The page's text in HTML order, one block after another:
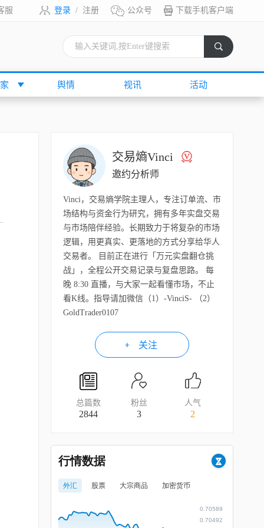
登录 / 注册 公众号 下载手机客户端
服
舆情 视讯 活动
交易熵Vinci
邀约分析师
Vinci，交易熵学院主理人，专注订单流、市
场结构与资金行为研究，拥有多年实盘交易
与市场陪伴经验。长期致力于将复杂的市场
逻辑，用更真实、更落地的方式分享给华人
交易者。 目前正在进行「万元实盘翻仓挑
战」，全程公开交易记录与复盘思路。 每
晚 8:30 直播，与大家一起看懂市场，不止
看K线。指导请加微信（1）-VinciS- （2）
GoldTrader0107
关注
总篇数
2844
粉丝
3
人气
2